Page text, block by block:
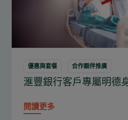
優惠與套餐 合作顆伴推廣
滙豐銀行客戶專屬明德
閱讀更多